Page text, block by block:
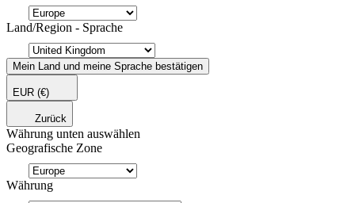
Land/Region - Sprache
Mein Land und meine Sprache bestätigen
EUR (€)
Zurück
Währung unten auswählen
Geografische Zone
Währung